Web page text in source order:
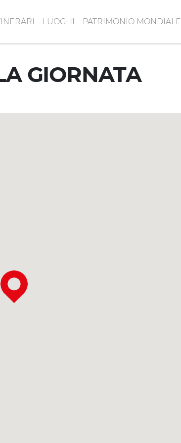
LUOGHI PATRIMONIO MONDIALE
GIORNATA